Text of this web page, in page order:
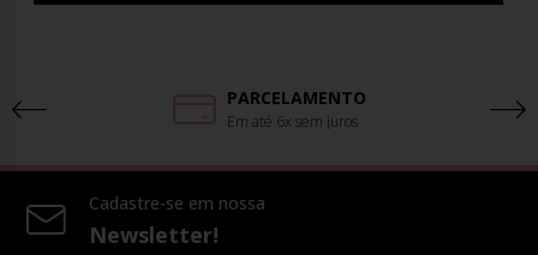
PARCELAMENTO
Em até 6x sem juros
Cadastre-se em nossa
Newsletter!